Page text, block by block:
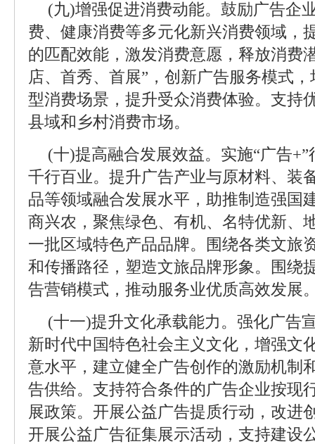
(九)增强促进消费动能。鼓励广告企
费、健康消费等多元化新兴消费领域，
的匹配效能，激发消费意愿，释放消费
店、首秀、首展”，创新广告服务模式
型消费场景，提升受众消费体验。支持
县域和乡村消费市场。
(十)提高融合发展效益。实施“广告
千行百业。提升广告产业与原材料、装
品等领域融合发展水平，助推制造强国
商兴农，聚焦绿色、有机、名特优新、
一批区域特色产品品牌。围绕各类文旅
和传播路径，塑造文旅品牌形象。围绕
告营销模式，推动服务业优质高效发展
(十一)提升文化承载能力。强化广告
新时代中国特色社会主义文化，增强文
意水平，建立健全广告创作的激励机制
告供给。支持符合条件的广告企业按现
展政策。开展公益广告提质行动，改进
开展公益广告征集展示活动，支持建设